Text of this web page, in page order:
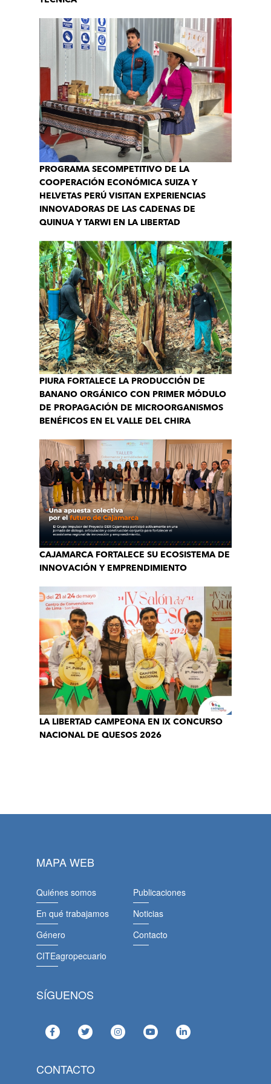
PROGRAMA SECOMPETITIVO DE LA
COOPERACIÓN ECONÓMICA SUIZA Y
HELVETAS PERÚ VISITAN EXPERIENCIAS
INNOVADORAS DE LAS CADENAS DE
QUINUA Y TARWI EN LA LIBERTAD
PIURA FORTALECE LA PRODUCCIÓN DE
BANANO ORGÁNICO CON PRIMER MÓDULO
DE PROPAGACIÓN DE MICROORGANISMOS
BENÉFICOS EN EL VALLE DEL CHIRA
CAJAMARCA FORTALECE SU ECOSISTEMA DE
INNOVACIÓN Y EMPRENDIMIENTO
LA LIBERTAD CAMPEONA EN IX CONCURSO
NACIONAL DE QUESOS 2026
MAPA WEB
Quiénes somos
En qué trabajamos
Género
CITEagropecuario
Publicaciones
Noticias
Contacto
SÍGUENOS
CONTACTO